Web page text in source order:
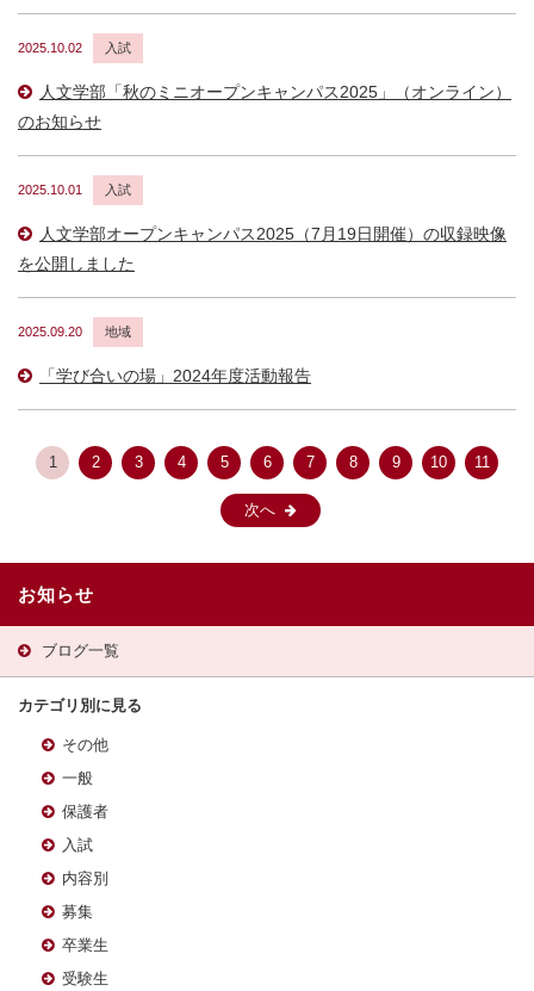
2025.10.02 入試
人文学部「秋のミニオープンキャンパス2025」（オンライン）
のお知らせ
2025.10.01 入試
人文学部オープンキャンパス2025（7月19日開催）の収録映像
を公開しました
2025.09.20 地域
「学び合いの場」2024年度活動報告
1 2 3 4 5 6 7 8 9 10 11
次へ
お知らせ
ブログ一覧
カテゴリ別に見る
その他
一般
保護者
入試
内容別
募集
卒業生
受験生